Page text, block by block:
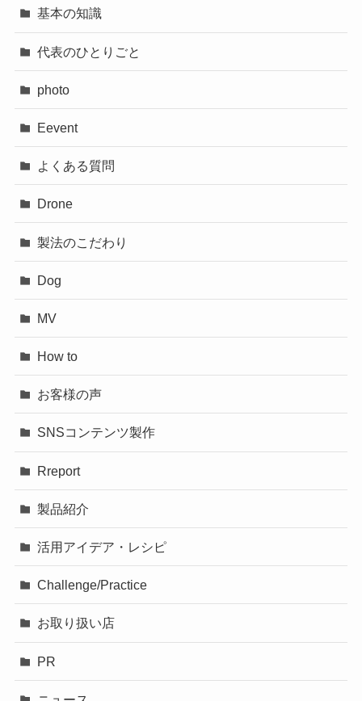
基本の知識
代表のひとりごと
photo
Eevent
よくある質問
Drone
製法のこだわり
Dog
MV
How to
お客様の声
SNSコンテンツ製作
Rreport
製品紹介
活用アイデア・レシピ
Challenge/Practice
お取り扱い店
PR